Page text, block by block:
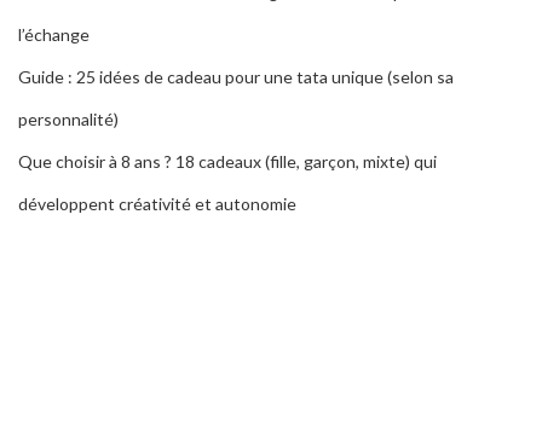
l’échange
Guide : 25 idées de cadeau pour une tata unique (selon sa
personnalité)
Que choisir à 8 ans ? 18 cadeaux (fille, garçon, mixte) qui
développent créativité et autonomie